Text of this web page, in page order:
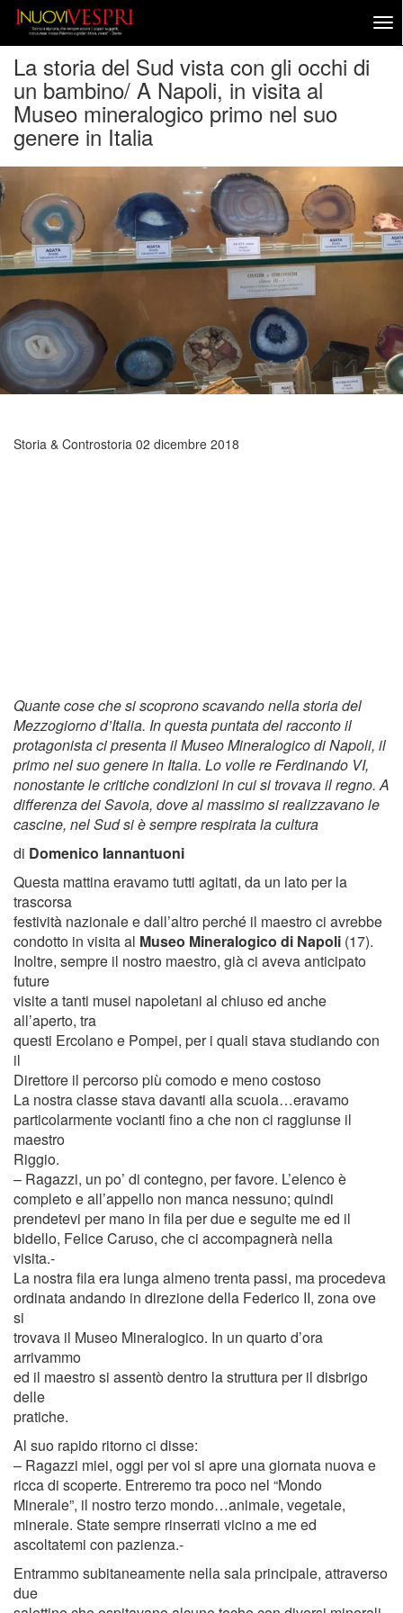
La storia del Sud vista con gli occhi di
un bambino/ A Napoli, in visita al
Museo mineralogico primo nel suo
genere in Italia
Storia & Controstoria 02 dicembre 2018
Quante cose che si scoprono scavando nella storia del
Mezzogiorno d’Italia. In questa puntata del racconto il
protagonista ci presenta il Museo Mineralogico di Napoli, il
primo nel suo genere in Italia. Lo volle re Ferdinando VI,
nonostante le critiche condizioni in cui si trovava il regno. A
differenza dei Savoia, dove al massimo si realizzavano le
cascine, nel Sud si è sempre respirata la cultura
di Domenico Iannantuoni
Questa mattina eravamo tutti agitati, da un lato per la
trascorsa
festività nazionale e dall’altro perché il maestro ci avrebbe
condotto in visita al Museo Mineralogico di Napoli (17).
Inoltre, sempre il nostro maestro, già ci aveva anticipato
future
visite a tanti musei napoletani al chiuso ed anche
all’aperto, tra
questi Ercolano e Pompei, per i quali stava studiando con
il
Direttore il percorso più comodo e meno costoso
La nostra classe stava davanti alla scuola…eravamo
particolarmente vocianti fino a che non ci raggiunse il
maestro
Riggio.
– Ragazzi, un po’ di contegno, per favore. L’elenco è
completo e all’appello non manca nessuno; quindi
prendetevi per mano in fila per due e seguite me ed il
bidello, Felice Caruso, che ci accompagnerà nella
visita.-
La nostra fila era lunga almeno trenta passi, ma procedeva
ordinata andando in direzione della Federico II, zona ove
si
trovava il Museo Mineralogico. In un quarto d’ora
arrivammo
ed il maestro si assentò dentro la struttura per il disbrigo
delle
pratiche.
Al suo rapido ritorno ci disse:
– Ragazzi miei, oggi per voi si apre una giornata nuova e
ricca di scoperte. Entreremo tra poco nel “Mondo
Minerale”, il nostro terzo mondo…animale, vegetale,
minerale. State sempre rinserrati vicino a me ed
ascoltatemi con pazienza.-
Entrammo subitaneamente nella sala principale, attraverso
due